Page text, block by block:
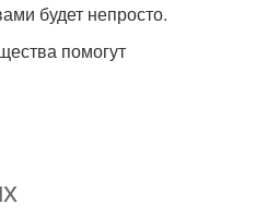
будет непросто.
помогут